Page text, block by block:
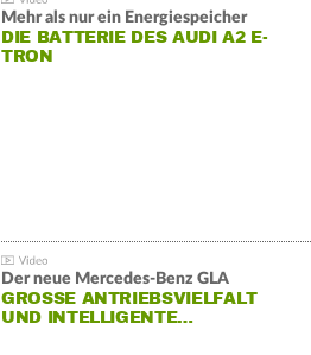
Mehr als nur ein Energiespeicher
DIE BATTERIE DES AUDI A2 E-
TRON
Der neue Mercedes-Benz GLA
GROSSE ANTRIEBSVIELFALT U
ND INTELLIGENTE…